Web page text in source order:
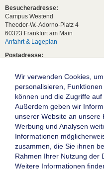
Besucheradresse:
Campus Westend
Theodor-W.-Adorno-Platz 4
60323 Frankfurt am Main
Anfahrt & Lageplan
Postadresse:
Studentische Anfragen:
studium[at]wiwi.uni-frankfurt[dot]de
Allgemeine Anfragen:
dekanat02[at]wiwi.uni-
Die Goethe-Universität
Impressum
Wir verwenden Cookies,
personalisieren,
können und die Zugriffe
Außerdem geben wir
unserer Website an unsere
Werbung und Analysen
Informationen
zusammen, die Sie ihnen
Rahmen Ihrer Nutzung der
Weitere Informationen